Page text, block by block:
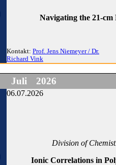
Navigating the 21-
Kontakt: Prof. Jens Niemeyer / Dr.
Richard Vink
Juli 2026
06.07.2026
Division of
Ionic Correlations in